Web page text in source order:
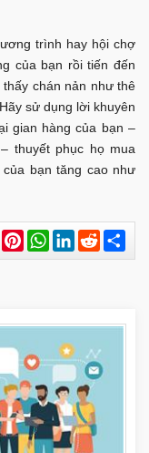
trình hay hội chợ
của bạn rồi tiến đến
chán nản như thê
sử dụng lời khuyên
gian hàng của bạn –
thuyết phục họ mua
bạn tăng cao như
TelegramPinterestWhatsApp
LinkedInReddit